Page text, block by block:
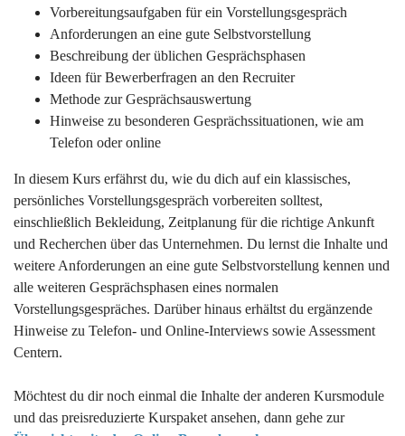
Vorbereitungsaufgaben für ein Vorstellungsgespräch
Anforderungen an eine gute Selbstvorstellung
Beschreibung der üblichen Gesprächsphasen
Ideen für Bewerberfragen an den Recruiter
Methode zur Gesprächsauswertung
Hinweise zu besonderen Gesprächssituationen, wie am
Telefon oder online
In diesem Kurs erfährst du, wie du dich auf ein klassisches,
persönliches Vorstellungsgespräch vorbereiten solltest,
einschließlich Bekleidung, Zeitplanung für die richtige Ankunft
und Recherchen über das Unternehmen. Du lernst die Inhalte und
weitere Anforderungen an eine gute Selbstvorstellung kennen und
alle weiteren Gesprächsphasen eines normalen
Vorstellungsgespräches. Darüber hinaus erhältst du ergänzende
Hinweise zu Telefon- und Online-Interviews sowie Assessment
Centern.
Möchtest du dir noch einmal die Inhalte der anderen Kursmodule
und das preisreduzierte Kurspaket ansehen, dann gehe zur